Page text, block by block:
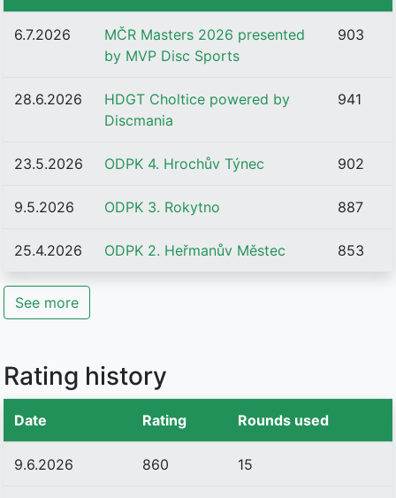
6.7.2026
MČR Masters 2026 presented
by MVP Disc Sports
903
28.6.2026
HDGT Choltice powered by
Discmania
941
23.5.2026 ODPK 4. Hrochův Týnec 902
9.5.2026 ODPK 3. Rokytno 887
25.4.2026 ODPK 2. Heřmanův Městec 853
See more
Rating history
Date Rating Rounds used
9.6.2026 860 15